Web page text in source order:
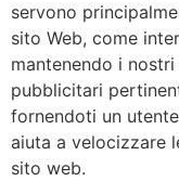
servono
sito Web, come
mantenendo i
pubblicitari
fornendoti un
aiuta a velocizzare
sito web.